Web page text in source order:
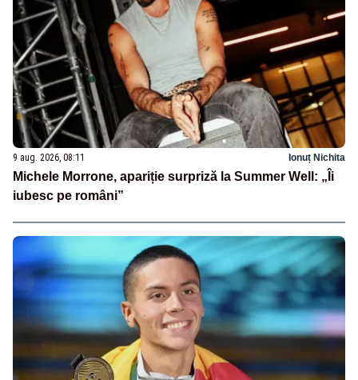
9 aug. 2026, 08:11 Ionuț Nichita
Michele Morrone, apariție surpriză la Summer Well: „Îi
iubesc pe români”